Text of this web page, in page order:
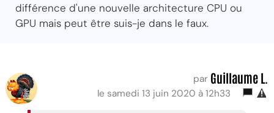
différence d'une nouvelle architecture CPU ou
GPU mais peut être suis-je dans le faux.
par Guillaume L.
le samedi 13 juin 2020 à 12h33